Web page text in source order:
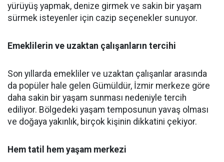
yürüyüş yapmak, denize girmek ve sakin bir yaşam
sürmek isteyenler için cazip seçenekler sunuyor.
Emeklilerin ve uzaktan çalışanların tercihi
Son yıllarda emekliler ve uzaktan çalışanlar arasında
da popüler hale gelen Gümüldür, İzmir merkeze göre
daha sakin bir yaşam sunması nedeniyle tercih
ediliyor. Bölgedeki yaşam temposunun yavaş olması
ve doğaya yakınlık, birçok kişinin dikkatini çekiyor.
Hem tatil hem yaşam merkezi